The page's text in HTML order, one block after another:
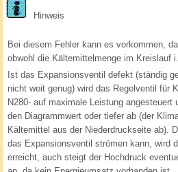
Hinweis
Bei diesem Fehler kann es vorkommen,
obwohl die Kältemittelmenge im Kreislauf
Ist das Expansionsventil defekt (ständig
nicht weit genug) wird das Regelventil für
N280- auf maximale Leistung angesteuert
den Diagrammwert oder tiefer ab (der
Kältemittel aus der Niederdruckseite ab).
das Expansionsventil strömen kann, wird
erreicht, auch steigt der Hochdruck